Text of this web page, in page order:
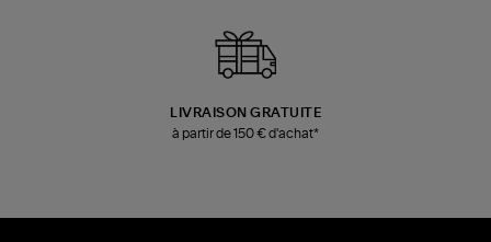
LIVRAISON GRATUITE
à partir de 150 € d'achat*